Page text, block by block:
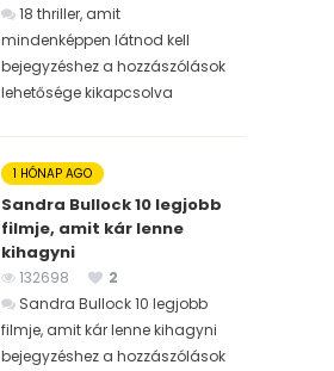
18 thriller, amit
mindenképpen látnod kell
bejegyzéshez a hozzászólások
lehetősége kikapcsolva
1 HÓNAP AGO
Sandra Bullock 10 legjobb
filmje, amit kár lenne
kihagyni
132698
2
Sandra Bullock 10 legjobb
filmje, amit kár lenne kihagyni
bejegyzéshez a hozzászólások